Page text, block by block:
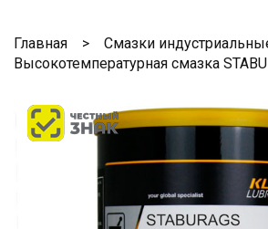
Главная
Смазки
Высокотемпературная смазка